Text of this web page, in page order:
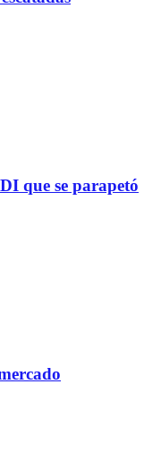
que se parapetó